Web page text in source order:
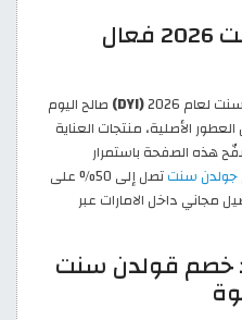
كود خصم قولدن سنت 2026 فعال
2026
(DYI)
صالح اليوم
العطور الأصلية، منتجات العناية
هذه الصفحة باستمرار
سنت
تصل إلى 50% على
مجاني داخل الامارات عبر
خصم قولدن سنت